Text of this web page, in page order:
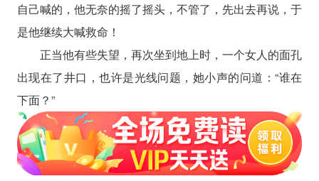
自己喊的，他无奈的摇了摇头，不管了，先出去再说，于
是他继续大喊救命！
正当他有些失望，再次坐到地上时，一个女人的面孔
出现在了井口，也许是光线问题，她小声的问道：“谁在
下面？”